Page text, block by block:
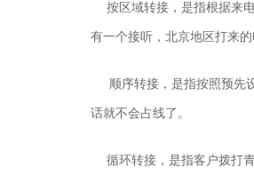
按区域转接，是指根据来
有一个接听，北京地区打来的
顺序转接，是指按照预先
话就不会占线了。
循环转接，是指客户拨打